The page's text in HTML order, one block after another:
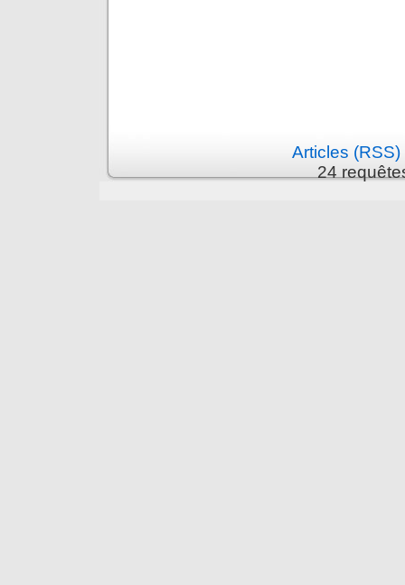
Articles (RSS)
24